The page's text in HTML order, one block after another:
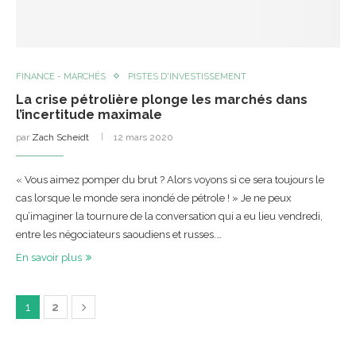
FINANCE - MARCHÉS PISTES D'INVESTISSEMENT
La crise pétrolière plonge les marchés dans
l’incertitude maximale
par Zach Scheidt 12 mars 2020
« Vous aimez pomper du brut ? Alors voyons si ce sera toujours le
cas lorsque le monde sera inondé de pétrole ! » Je ne peux
qu’imaginer la tournure de la conversation qui a eu lieu vendredi,
entre les négociateurs saoudiens et russes.…
En savoir plus
1 2